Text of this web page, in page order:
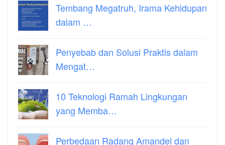
Tembang Megatruh, Irama Kehidupan
dalam …
Penyebab dan Solusi Praktis dalam
Mengat…
10 Teknologi Ramah Lingkungan
yang Memba…
Perbedaan Radang Amandel dan